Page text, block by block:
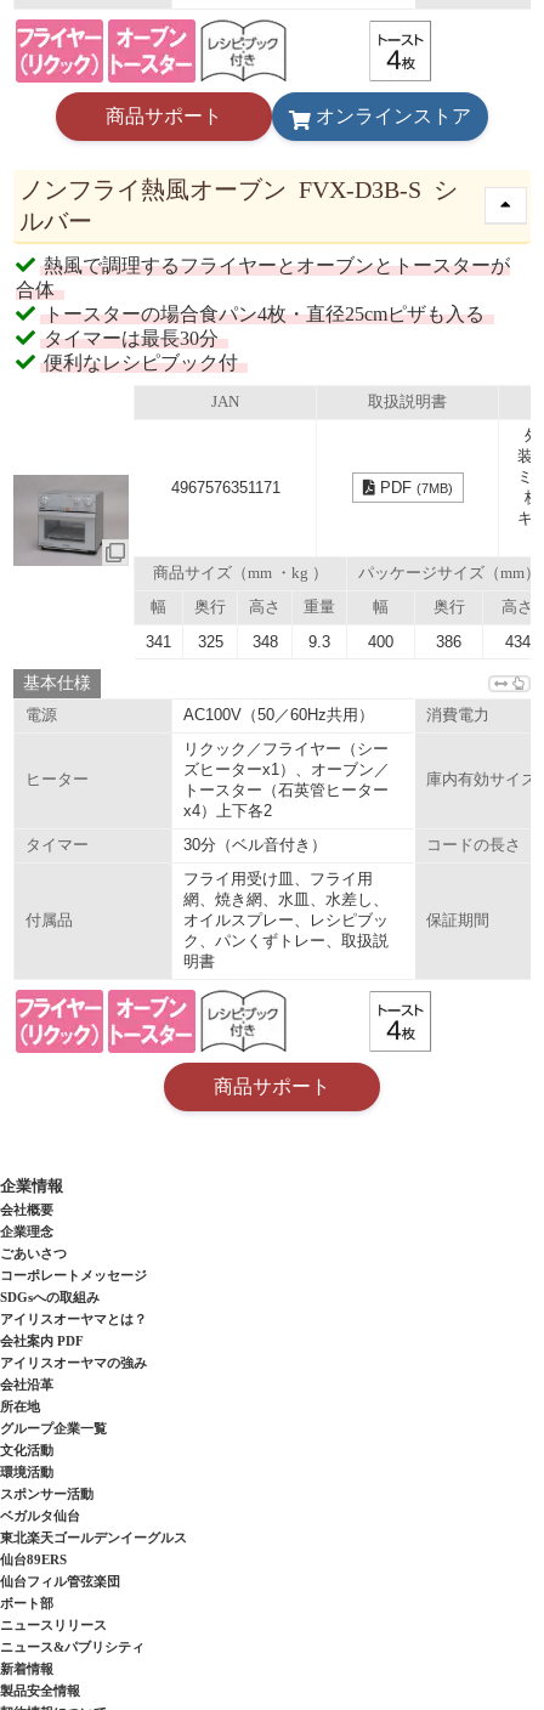
商品サポート オンラインストア
ノンフライ熱風オーブン FVX-D3B-S シ
ルバー
熱風で調理するフライヤーとオーブンとトースターが
合体
トースターの場合食パン4枚・直径25cmピザも入る
タイマーは最長30分
便利なレシピブック付
JAN 取扱説明書
4967576351171 PDF (7MB)
外
装
ミ
板
キ
商品サイズ（mm ・kg ）
パッケージサイズ（mm）
幅
奥行 高さ 重量 幅 奥行 高さ
341 325 348 9.3 400 386 434
基本仕様
電源 AC100V（50／60Hz共用） 消費電力
ヒーター
リクック／フライヤー（シー
ズヒーターx1）、オーブン／
トースター（石英管ヒーター
x4）上下各2
庫内有効サイズ
タイマー 30分（ベル音付き） コードの長さ
付属品
フライ用受け皿、フライ用
網、焼き網、水皿、水差し、
オイルスプレー、レシピブッ
ク、パンくずトレー、取扱説
明書
保証期間
商品サポート
企業情報
会社概要
企業理念
ごあいさつ
コーポレートメッセージ
SDGsへの取組み
アイリスオーヤマとは？
会社案内 PDF
アイリスオーヤマの強み
会社沿革
所在地
グループ企業一覧
文化活動
環境活動
スポンサー活動
ベガルタ仙台
東北楽天ゴールデンイーグルス
仙台89ERS
仙台フィル管弦楽団
ボート部
ニュースリリース
ニュース&パブリシティ
新着情報
製品安全情報